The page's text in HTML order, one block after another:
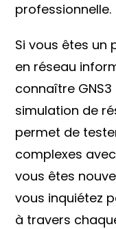
professionnelle.
Si vous êtes un
en réseau
connaître GNS3
simulation de
permet de
complexes
vous êtes
vous inquiétez
à travers